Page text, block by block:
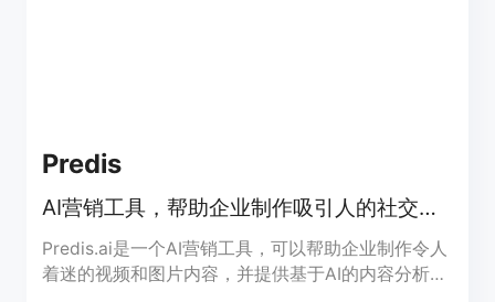
Predis
AI营销工具，帮助企业制作吸引人的社交媒体内容
Predis.ai是一个AI营销工具，可以帮助企业制作令人
着迷的视频和图片内容，并提供基于AI的内容分析。